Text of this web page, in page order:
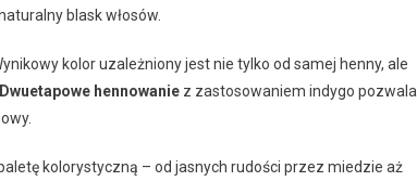
blask włosów.
kolor uzależniony jest nie tylko od samej henny, ale
Dwuetapowe hennowanie z zastosowaniem indygo pozwala
kolorystyczną – od jasnych rudości przez miedzie aż